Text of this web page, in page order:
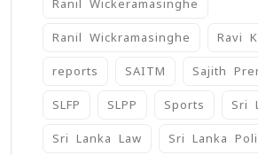
Ranil Wickeramasinghe
Ranil Wickramasinghe Ravi
reports SAITM Sajith
SLFP SLPP Sports Sri
Sri Lanka Law Sri Lanka